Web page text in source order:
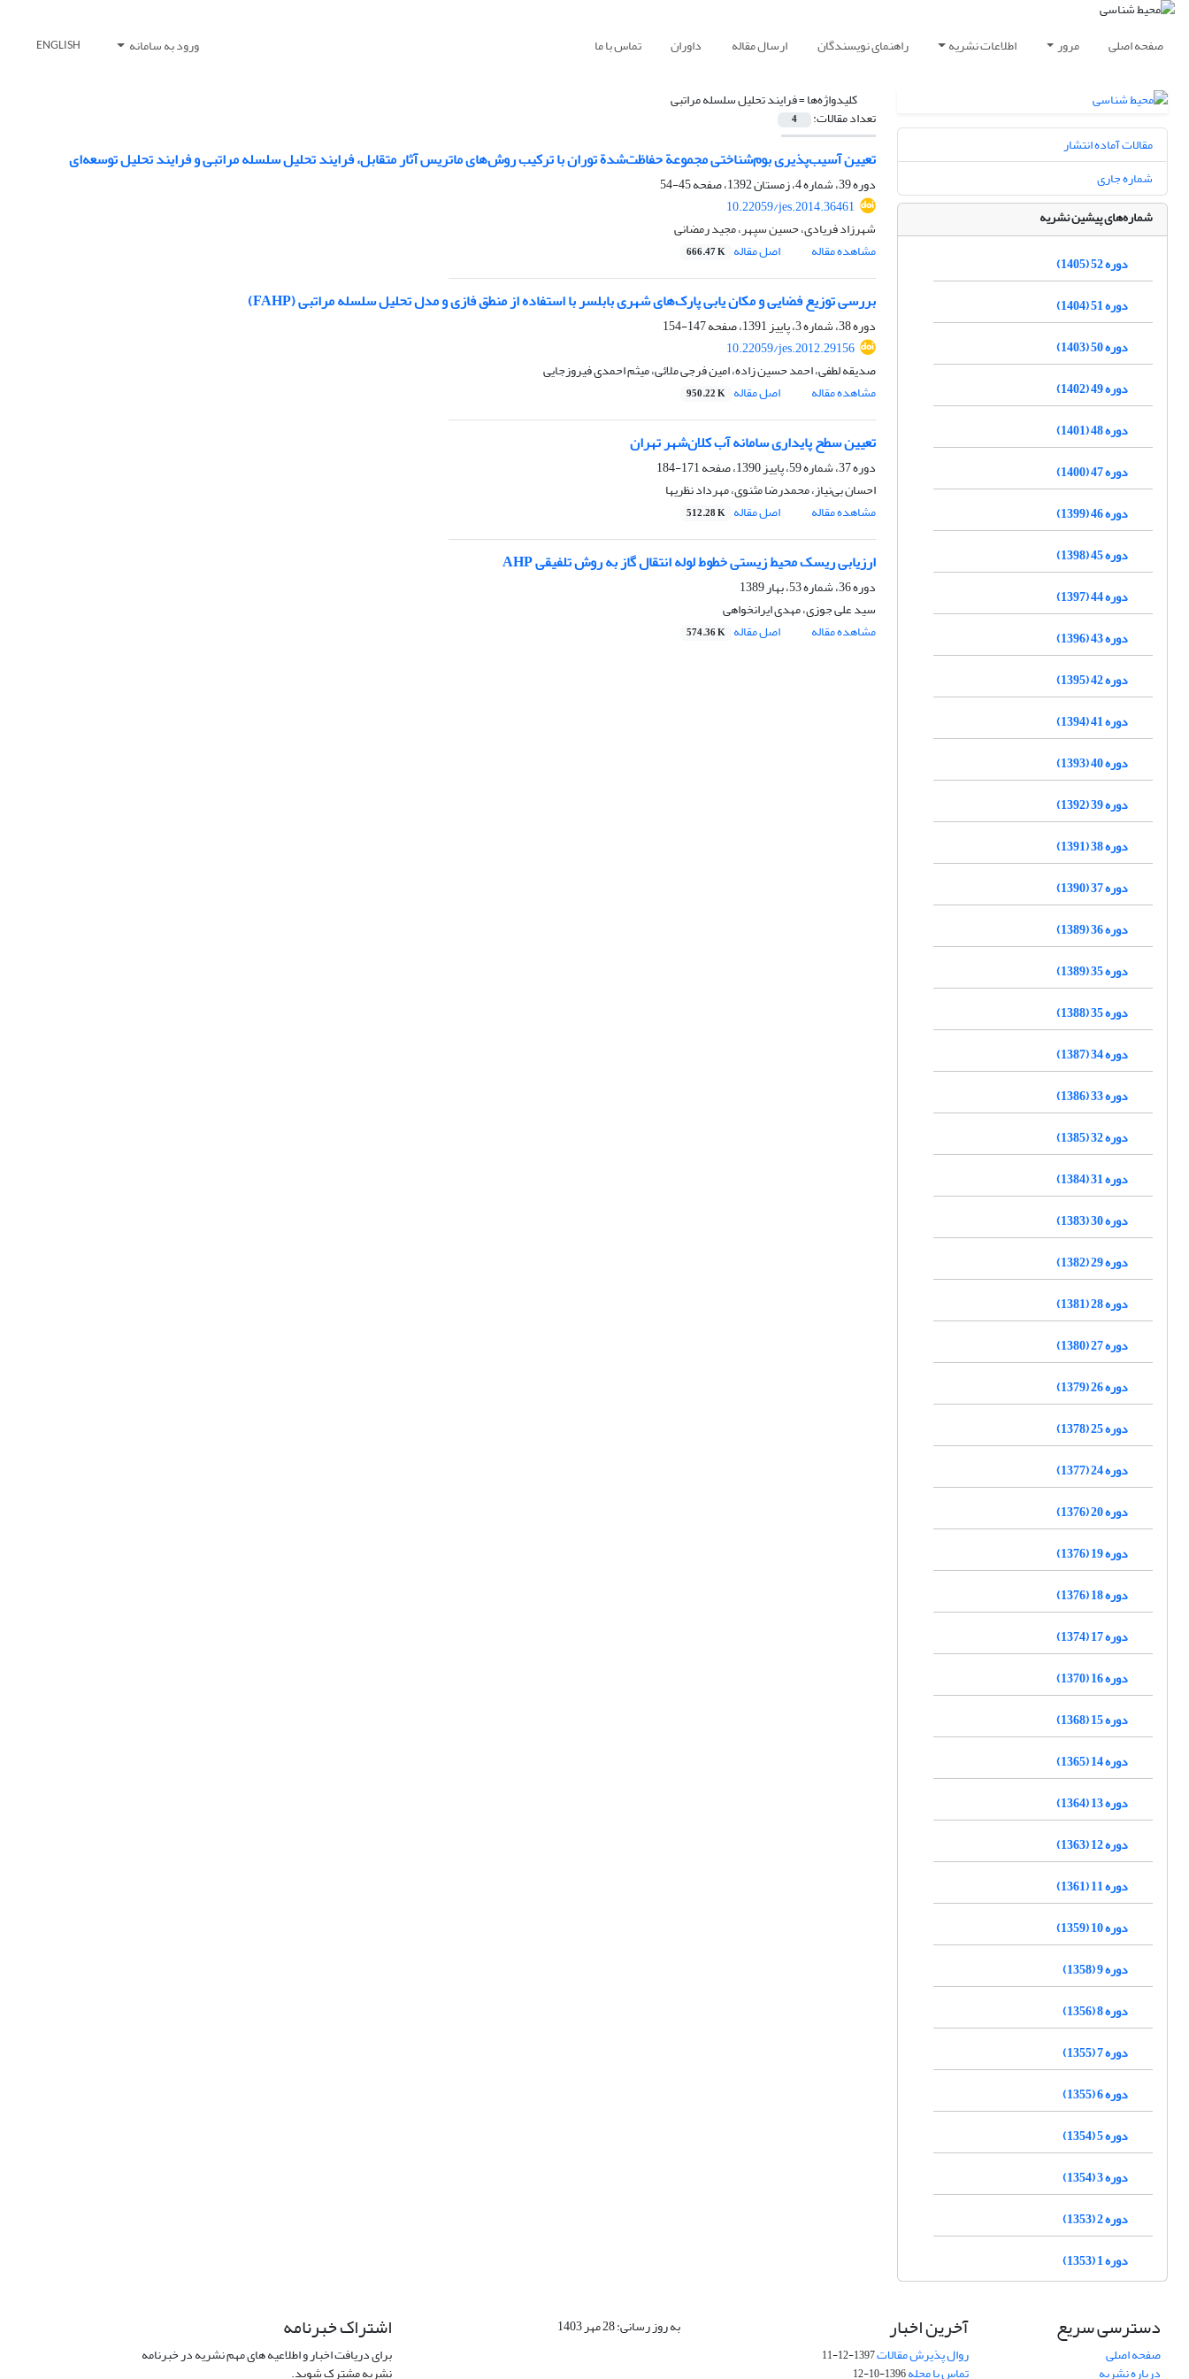
صفحه اصلی مرور اطلاعات نشریه راهنمای نویسندگان ارسال مقاله داوران تماس با ما ورود به سامانه ENGLISH
کلیدواژه‌ها =فرایند تحلیل سلسله مراتبی
تعداد مقالات: 4
تعیین آسیب‌پذیری بوم‌شناختی مجموعة حفاظت‌شدة توران با ترکیب روش‌های ماتریس آثار متقابل، فرایند تحلیل سلسله ‌مراتبی و فرایند تحلیل توسعه‌ای
دوره 39، شماره 4، زمستان 1392، صفحه
45-54
10.22059/jes.2014.36461
شهرزاد فریادی، حسین سپهر، مجید رمضانی
مشاهده مقاله
اصل مقاله 666.47 K
بررسی توزیع فضایی و مکان یابی پارک‌های شهری بابلسر با استفاده از منطق فازی و مدل تحلیل سلسله مراتبی (FAHP)
دوره 38، شماره 3، پاییز 1391، صفحه
147-154
10.22059/jes.2012.29156
صدیقه لطفی، احمد حسین زاده، امین فرجی ملائی، میثم احمدی فیروزجایی
مشاهده مقاله
اصل مقاله 950.22 K
تعیین سطح پایداری سامانه آب کلان‌شهر تهران
دوره 37، شماره 59، پاییز 1390، صفحه
171-184
احسان بی‌نیاز، محمد‌رضا مثنوی، مهرداد نظریها
مشاهده مقاله
اصل مقاله 512.28 K
ارزیابی ریسک محیط زیستی خطوط لوله انتقال گاز به روش تلفیقی AHP
دوره 36، شماره 53، بهار 1389
سید علی جوزی، مهدی ایرانخواهی
مشاهده مقاله
اصل مقاله 574.36 K
مقالات آماده انتشار
شماره جاری
شماره‌های پیشین نشریه
دوره 52 (1405)
دوره 51 (1404)
دوره 50 (1403)
دوره 49 (1402)
دوره 48 (1401)
دوره 47 (1400)
دوره 46 (1399)
دوره 45 (1398)
دوره 44 (1397)
دوره 43 (1396)
دوره 42 (1395)
دوره 41 (1394)
دوره 40 (1393)
دوره 39 (1392)
دوره 38 (1391)
دوره 37 (1390)
دوره 36 (1389)
دوره 35 (1389)
دوره 35 (1388)
دوره 34 (1387)
دوره 33 (1386)
دوره 32 (1385)
دوره 31 (1384)
دوره 30 (1383)
دوره 29 (1382)
دوره 28 (1381)
دوره 27 (1380)
دوره 26 (1379)
دوره 25 (1378)
دوره 24 (1377)
دوره 20 (1376)
دوره 19 (1376)
دوره 18 (1376)
دوره 17 (1374)
دوره 16 (1370)
دوره 15 (1368)
دوره 14 (1365)
دوره 13 (1364)
دوره 12 (1363)
دوره 11 (1361)
دوره 10 (1359)
دوره 9 (1358)
دوره 8 (1356)
دوره 7 (1355)
دوره 6 (1355)
دوره 5 (1354)
دوره 3 (1354)
دوره 2 (1353)
دوره 1 (1353)
دسترسی سریع
صفحه اصلی
درباره نشریه
آخرین اخبار
روال پذیرش مقالات1397-12-11
تماس با مجله1396-10-12
به روز رسانی: 28 مهر 1403 اشتراک خبرنامه
برای دریافت اخبار و اطلاعیه های مهم نشریه در خبرنامه
نشریه مشترک شوید.